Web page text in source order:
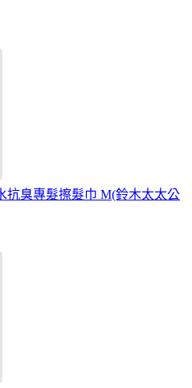
抗臭專髮擦髮巾 M(鈴木太太公